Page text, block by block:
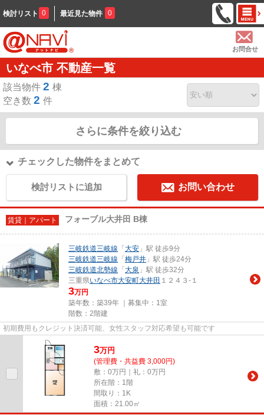
検討リスト 0 最近見た物件 0
お問合せ
いなべ市 不動産一覧
該当物件 2 棟
空き数 2 件
さらに条件を絞り込む
チェックした物件をまとめて
検討リストに追加 お問い合わせ
賃貸｜アパート フォーブル大井田 B棟
三岐鉄道三岐線 「 大安 」駅 徒歩9分
三岐鉄道三岐線 「 梅戸井 」駅 徒歩24分
三岐鉄道北勢線 「 大泉 」駅 徒歩32分
三重県いなべ市大安町大井田 １２４３-１
3万円
築年数：築39年 ｜募集中： 1室
階数：2階建
初期費用もクレジット決済可能、女性スタッフ対応希望も可能です
3万円
(管理費・共益費 3,000円)
敷：0万円｜礼：0万円
所在階：1階
間取り：1K
面積：21.00㎡